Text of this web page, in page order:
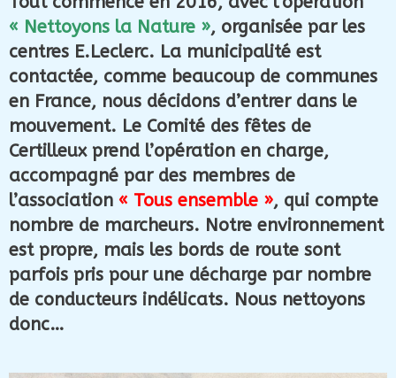
« Nettoyons la Nature », organisée par les
centres E.Leclerc. La municipalité est
contactée, comme beaucoup de communes
en France, nous décidons d’entrer dans le
mouvement. Le Comité des fêtes de
Certilleux prend l’opération en charge,
accompagné par des membres de
l’association « Tous ensemble », qui compte
nombre de marcheurs. Notre environnement
est propre, mais les bords de route sont
parfois pris pour une décharge par nombre
de conducteurs indélicats. Nous nettoyons
donc…